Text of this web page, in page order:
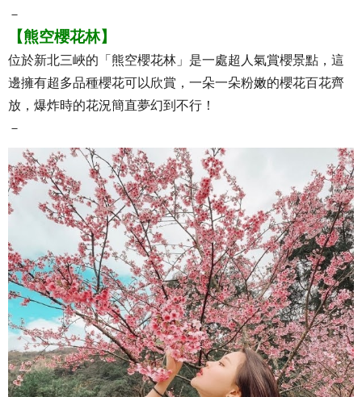
－
【熊空櫻花林】
位於新北三峽的「熊空櫻花林」是一處超人氣賞櫻景點，這
邊擁有超多品種櫻花可以欣賞，一朵一朵粉嫩的櫻花百花齊
放，爆炸時的花況簡直夢幻到不行！
－